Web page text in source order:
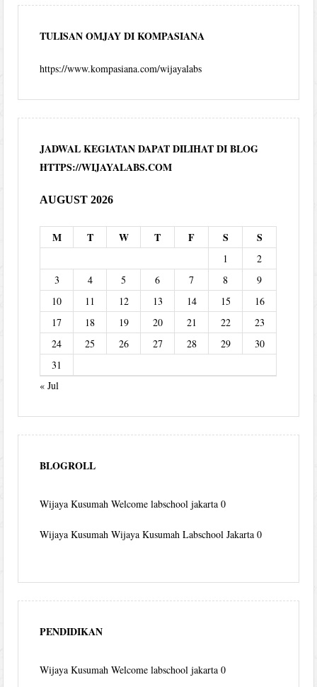
TULISAN OMJAY DI KOMPASIANA
https://www.kompasiana.com/wijayalabs
JADWAL KEGIATAN DAPAT DILIHAT DI BLOG
HTTPS://WIJAYALABS.COM
AUGUST 2026
M T W T F S S
1
2
3
4 5 6 7 8
9
10
11 12 13 14 15
16
17
18 19 20 21 22
23
24
25 26 27 28 29
30
31
« Jul
BLOGROLL
Wijaya Kusumah Welcome labschool jakarta 0
Wijaya Kusumah Wijaya Kusumah Labschool Jakarta 0
PENDIDIKAN
Wijaya Kusumah Welcome labschool jakarta 0